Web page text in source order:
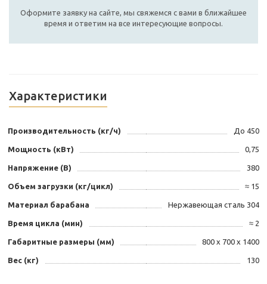
Оформите заявку на сайте, мы свяжемся с вами в ближайшее
время и ответим на все интересующие вопросы.
Характеристики
Производительность (кг/ч) До 450
Мощность (кВт) 0,75
Напряжение (В) 380
Объем загрузки (кг/цикл) ≈ 15
Материал барабана Нержавеющая сталь 304
Время цикла (мин) ≈ 2
Габаритные размеры (мм) 800 х 700 х 1400
Вес (кг) 130